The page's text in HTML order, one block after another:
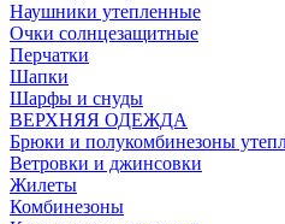
Наушники утепленные
Очки солнцезащитные
Перчатки
Шапки
Шарфы и снуды
ВЕРХНЯЯ ОДЕЖДА
Брюки и полукомбинезоны
Ветровки и джинсовки
Жилеты
Комбинезоны